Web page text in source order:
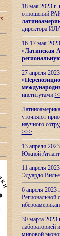
18 мая 2023
отношений
директора
16-17 мая
«Латинская
27 апреля
«
институтами
уточняют
научного
>>>
13 апреля
Южной
11 апреля
Эдуардо
6 апреля
Региональной
30 марта 2023
лабораторией
мировой